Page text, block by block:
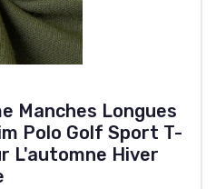
Manches Longues
Polo Golf Sport T-
L'automne Hiver